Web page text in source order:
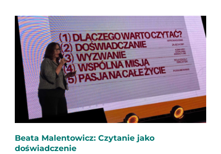
Beata Malentowicz: Czytanie jako
doświadczenie